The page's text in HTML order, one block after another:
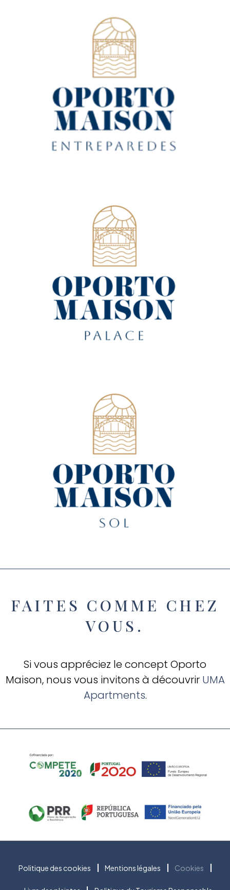
FAITES COMME CHEZ
VOUS.
Si vous appréciez le concept Oporto
Maison, nous vous invitons à découvrir UMA
Apartments.
Politique des cookies Mentions légales Cookies